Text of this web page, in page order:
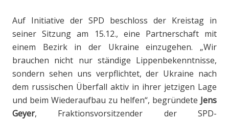
Auf Initiative der SPD beschloss der Kreistag in
seiner Sitzung am 15.12., eine Partnerschaft mit
einem Bezirk in der Ukraine einzugehen. „Wir
brauchen nicht nur ständige Lippenbekenntnisse,
sondern sehen uns verpflichtet, der Ukraine nach
dem russischen Überfall aktiv in ihrer jetzigen Lage
und beim Wiederaufbau zu helfen“, begründete Jens
Geyer, Fraktionsvorsitzender der SPD-